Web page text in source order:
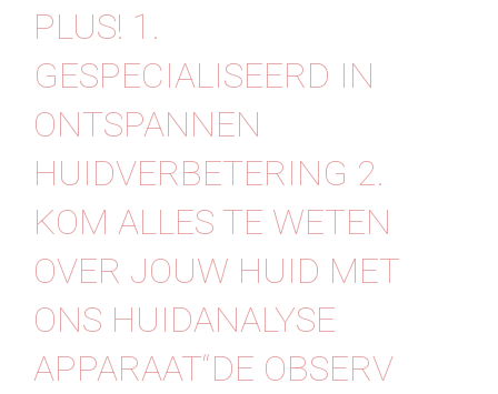
Blog
Webshop
Contact
PLUS! 1.
GESPECIALISEERD IN
ONTSPANNEN
HUIDVERBETERING 2.
KOM ALLES TE WETEN
OVER JOUW HUID MET
ONS HUIDANALYSE
APPARAAT“DE OBSERV